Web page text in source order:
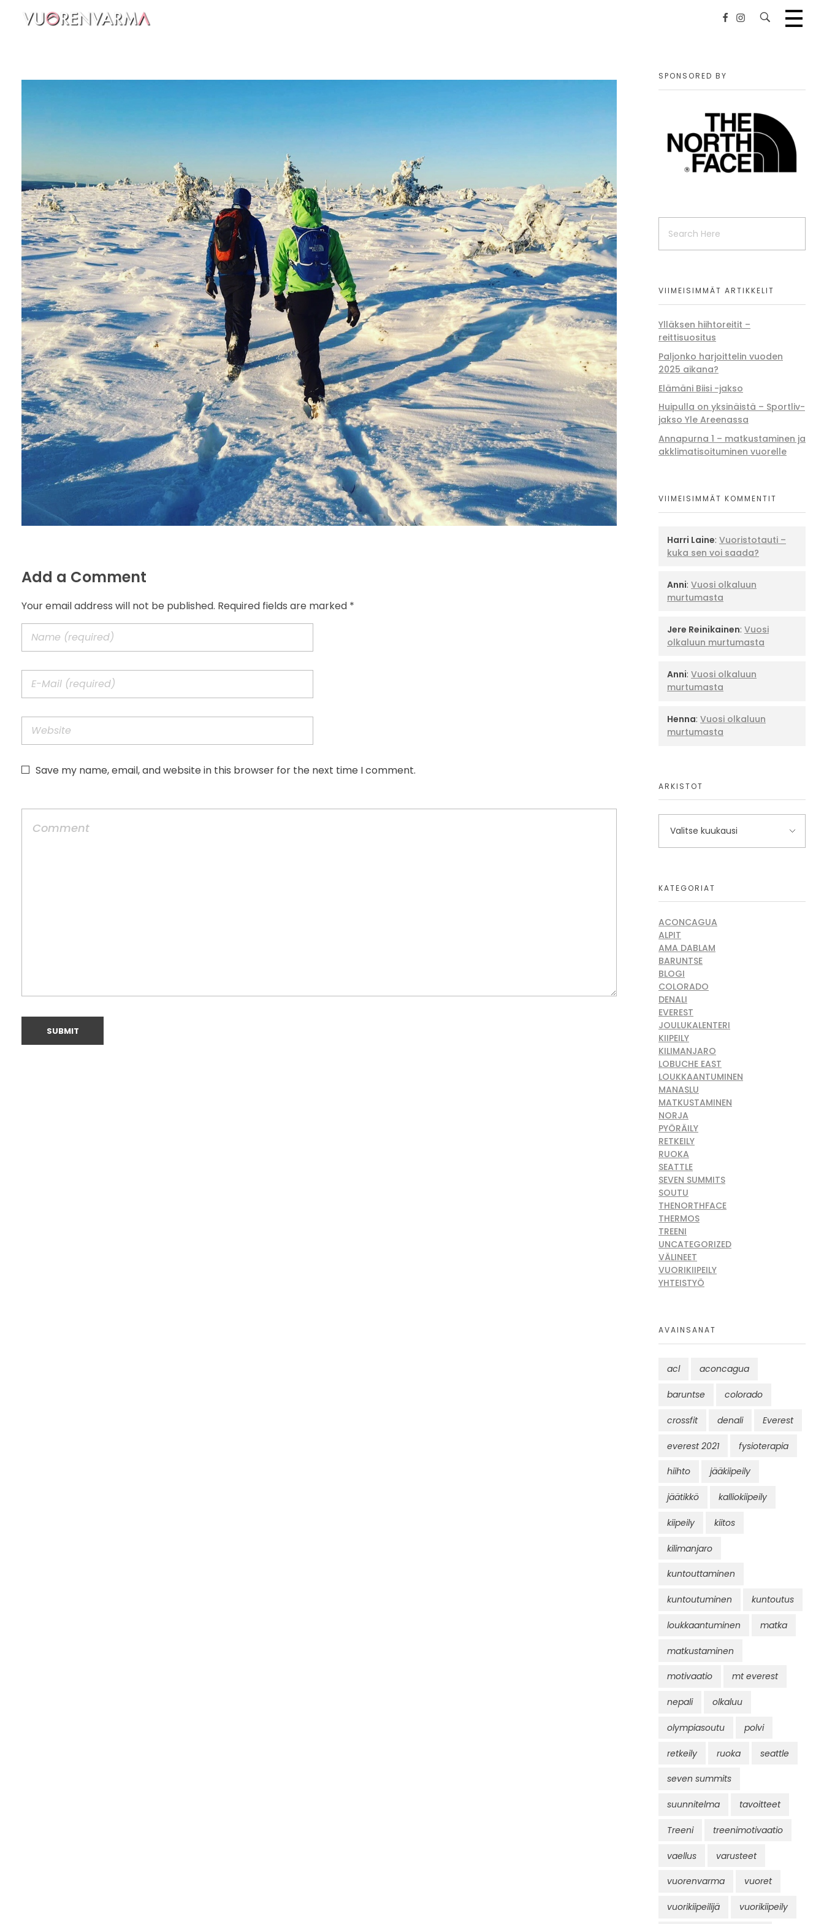
Add a Comment
Your email address will not be published. Required fields are marked *
Save my name, email, and website in this browser for the next time I comment.
SPONSORED BY
VIIMEISIMMÄT ARTIKKELIT
Ylläksen hiihtoreitit –
reittisuositus
Paljonko harjoittelin vuoden
2025 aikana?
Elämäni Biisi -jakso
Huipulla on yksinäistä – Sportliv-
jakso Yle Areenassa
Annapurna 1 – matkustaminen ja
akklimatisoituminen vuorelle
VIIMEISIMMÄT KOMMENTIT
Harri Laine: Vuoristotauti –
kuka sen voi saada?
Anni: Vuosi olkaluun
murtumasta
Jere Reinikainen: Vuosi
olkaluun murtumasta
Anni: Vuosi olkaluun
murtumasta
Henna: Vuosi olkaluun
murtumasta
ARKISTOT
KATEGORIAT
ACONCAGUA
ALPIT
AMA DABLAM
BARUNTSE
BLOGI
COLORADO
DENALI
EVEREST
JOULUKALENTERI
KIIPEILY
KILIMANJARO
LOBUCHE EAST
LOUKKAANTUMINEN
MANASLU
MATKUSTAMINEN
NORJA
PYÖRÄILY
RETKEILY
RUOKA
SEATTLE
SEVEN SUMMITS
SOUTU
THENORTHFACE
THERMOS
TREENI
UNCATEGORIZED
VÄLINEET
VUORIKIIPEILY
YHTEISTYÖ
AVAINSANAT
acl aconcagua
baruntse colorado
crossfit denali Everest
everest 2021 fysioterapia
hiihto jääkiipeily
jäätikkö kalliokiipeily
kiipeily kiitos
kilimanjaro
kuntouttaminen
kuntoutuminen kuntoutus
loukkaantuminen matka
matkustaminen
motivaatio mt everest
nepali olkaluu
olympiasoutu polvi
retkeily ruoka seattle
seven summits
suunnitelma tavoitteet
Treeni treenimotivaatio
vaellus varusteet
vuorenvarma vuoret
vuorikiipeilijä vuorikiipeily